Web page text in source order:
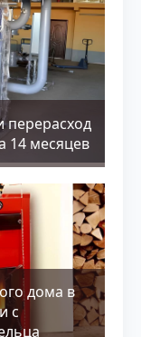
перерасход
14 месяцев
дома в
с